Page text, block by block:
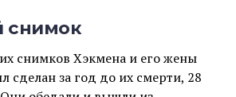
снимок
снимков Хэкмена и его жены
сделан за год до их смерти, 28